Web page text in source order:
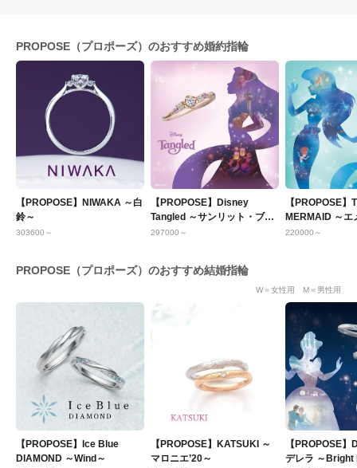
PROPOSE（プロポーズ）のおすすめ婚約指輪
【PROPOSE】NIWAKA ～白
鈴～
303600～
【PROPOSE】Disney
Tangled ～サンリット・ブロ
ッサム～
297000～
【PROPOSE】
MERMAID ～エ
グーン～
220000～
PROPOSE（プロポーズ）のおすすめ結婚指輪
W＝女性用 M＝男性用
【PROPOSE】Ice Blue
DIAMOND ～Wind～
【PROPOSE】KATSUKI ～
マロニエ’20～
【PROPOSE
デレラ ～Bright